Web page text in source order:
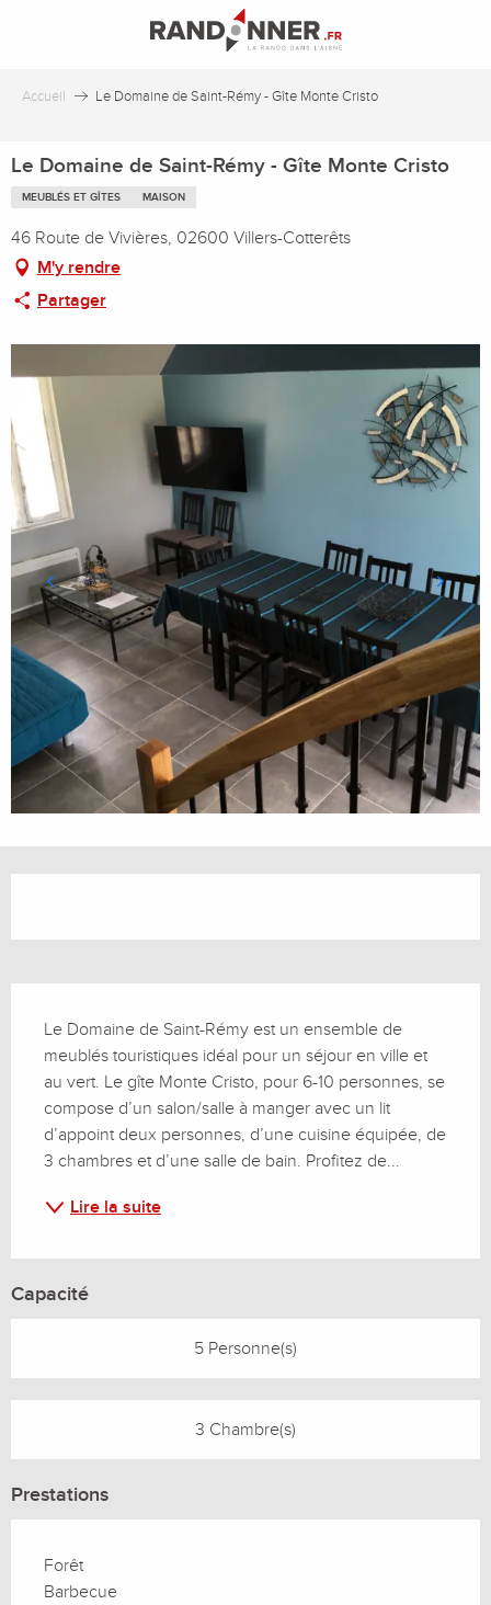
principal
Accueil Le Domaine de Saint-Rémy - Gîte Monte Cristo
Le Domaine de Saint-Rémy - Gîte Monte Cristo
MEUBLÉS ET GÎTES MAISON
46 Route de Vivières, 02600 Villers-Cotterêts
M'y rendre
Partager
Le Domaine de Saint-Rémy est un ensemble de
meublés touristiques idéal pour un séjour en ville et
au vert. Le gîte Monte Cristo, pour 6-10 personnes, se
compose d’un salon/salle à manger avec un lit
d’appoint deux personnes, d’une cuisine équipée, de
3 chambres et d’une salle de bain. Profitez de...
Lire la suite
Capacité
5 Personne(s)
3 Chambre(s)
Prestations
Forêt
Barbecue